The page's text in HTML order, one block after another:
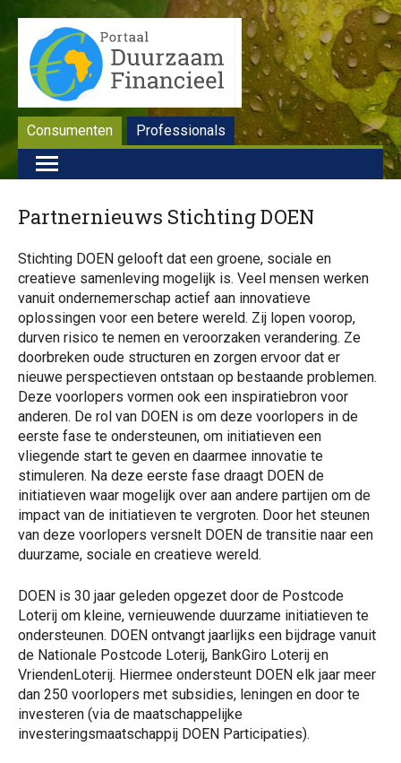
Consumenten Professionals
Partnernieuws Stichting DOEN
Stichting DOEN gelooft dat een groene, sociale en
creatieve samenleving mogelijk is. Veel mensen werken
vanuit ondernemerschap actief aan innovatieve
oplossingen voor een betere wereld. Zij lopen voorop,
durven risico te nemen en veroorzaken verandering. Ze
doorbreken oude structuren en zorgen ervoor dat er
nieuwe perspectieven ontstaan op bestaande problemen.
Deze voorlopers vormen ook een inspiratiebron voor
anderen. De rol van DOEN is om deze voorlopers in de
eerste fase te ondersteunen, om initiatieven een
vliegende start te geven en daarmee innovatie te
stimuleren. Na deze eerste fase draagt DOEN de
initiatieven waar mogelijk over aan andere partijen om de
impact van de initiatieven te vergroten. Door het steunen
van deze voorlopers versnelt DOEN de transitie naar een
duurzame, sociale en creatieve wereld.
DOEN is 30 jaar geleden opgezet door de Postcode
Loterij om kleine, vernieuwende duurzame initiatieven te
ondersteunen. DOEN ontvangt jaarlijks een bijdrage vanuit
de Nationale Postcode Loterij, BankGiro Loterij en
VriendenLoterij. Hiermee ondersteunt DOEN elk jaar meer
dan 250 voorlopers met subsidies, leningen en door te
investeren (via de maatschappelijke
investeringsmaatschappij DOEN Participaties).